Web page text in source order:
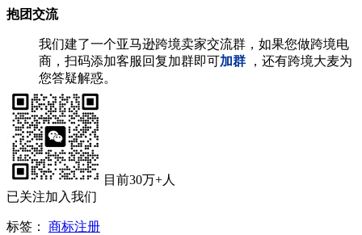
抱团交流
我们建了一个亚马逊跨境卖家交流群，如果您做跨境电
商，扫码添加客服回复加群即可加群
，还有跨境大麦为
您答疑解惑。
目前30万+人
已关注加入我们
标签：
商标注册